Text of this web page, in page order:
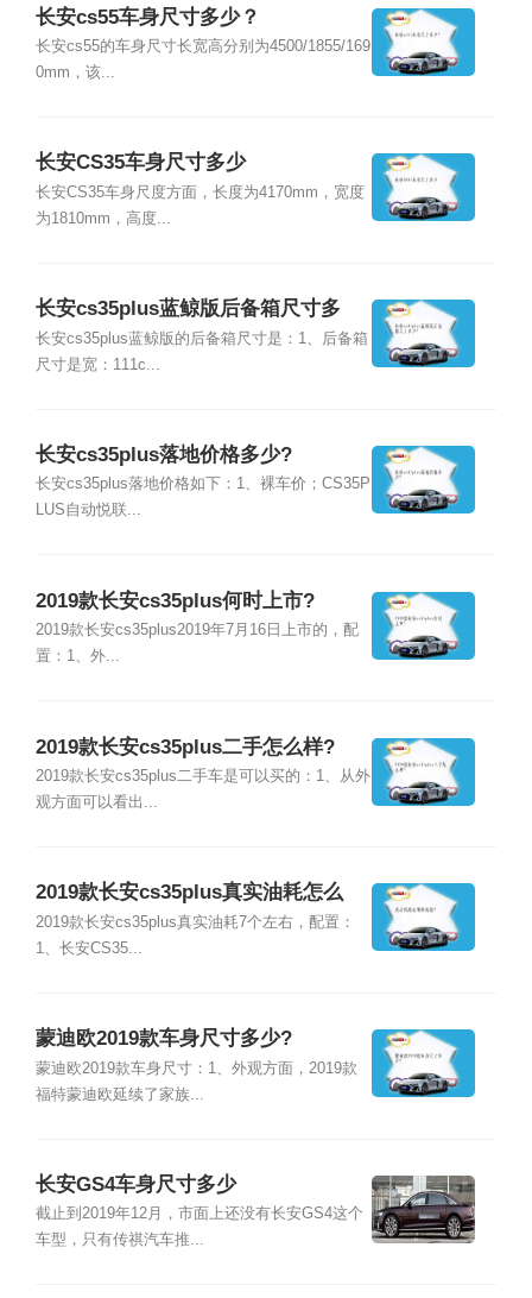
长安cs55车身尺寸多少？
长安cs55的车身尺寸长宽高分别为4500/1855/169
0mm，该...
长安CS35车身尺寸多少
长安CS35车身尺度方面，长度为4170mm，宽度
为1810mm，高度...
长安cs35plus蓝鲸版后备箱尺寸多
少?
长安cs35plus蓝鲸版的后备箱尺寸是：1、后备箱
尺寸是宽：111c...
长安cs35plus落地价格多少?
长安cs35plus落地价格如下：1、裸车价；CS35P
LUS自动悦联...
2019款长安cs35plus何时上市?
2019款长安cs35plus2019年7月16日上市的，配
置：1、外...
2019款长安cs35plus二手怎么样?
2019款长安cs35plus二手车是可以买的：1、从外
观方面可以看出...
2019款长安cs35plus真实油耗怎么
样?
2019款长安cs35plus真实油耗7个左右，配置：
1、长安CS35...
蒙迪欧2019款车身尺寸多少?
蒙迪欧2019款车身尺寸：1、外观方面，2019款
福特蒙迪欧延续了家族...
长安GS4车身尺寸多少
截止到2019年12月，市面上还没有长安GS4这个
车型，只有传祺汽车推...